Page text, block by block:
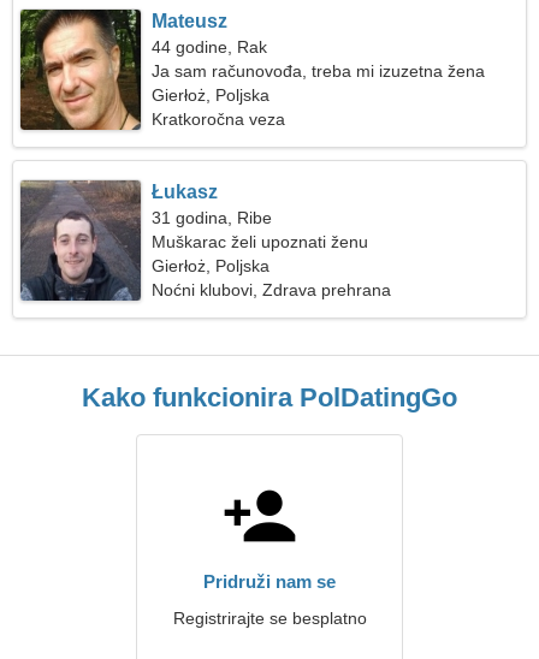
Mateusz
44 godine, Rak
Ja sam računovođa, treba mi izuzetna žena
Gierłoż, Poljska
Kratkoročna veza
Łukasz
31 godina, Ribe
Muškarac želi upoznati ženu
Gierłoż, Poljska
Noćni klubovi, Zdrava prehrana
Kako funkcionira PolDatingGo
Pridruži nam se
Registrirajte se besplatno